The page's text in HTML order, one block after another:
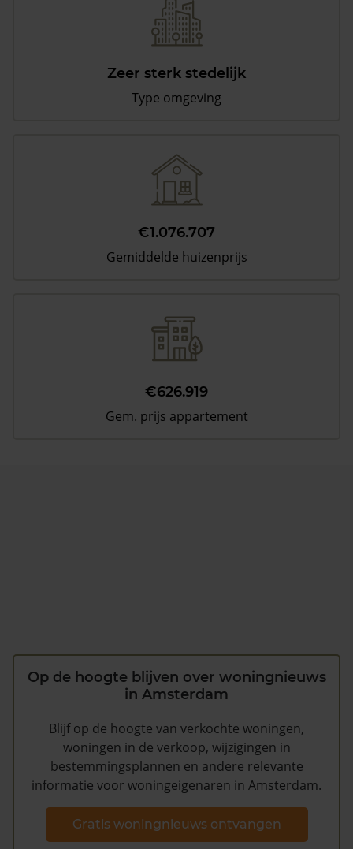
Zeer sterk stedelijk
Type omgeving
€1.076.707
Gemiddelde huizenprijs
€626.919
Gem. prijs appartement
Op de hoogte blijven over woningnieuws
in Amsterdam
Blijf op de hoogte van verkochte woningen,
woningen in de verkoop, wijzigingen in
bestemmingsplannen en andere relevante
informatie voor woningeigenaren in Amsterdam.
Gratis woningnieuws ontvangen